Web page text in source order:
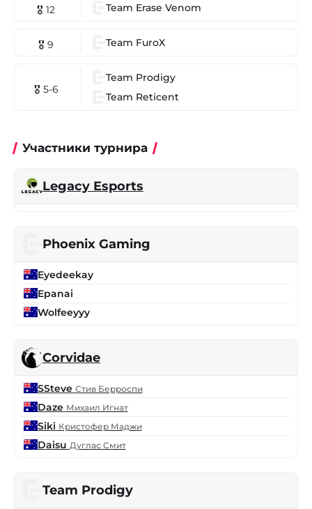
🎖 12 Team Erase Venom
🎖 9 Team FuroX
🎖 5-6
Team Prodigy
Team Reticent
Участники турнира
Legacy Esports
Phoenix Gaming
Eyedeekay
Epanai
Wolfeeyyy
Corvidae
SSteve Стив Берроспи
Daze Михаил Игнат
Siki Кристофер Маджи
Daisu Дуглас Смит
Team Prodigy